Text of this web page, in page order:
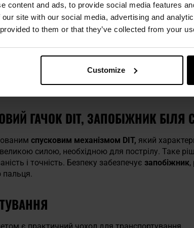
content and ads, to provide social media features
site with our social media, advertising and
to them or that they’ve collected from your
Customize
МАГАЗИН
а за заряджання дробу
магазин місткістю 9 дробів калібру 4,5
дозволяє легко контролювати кількість дробу,
ГАЧОК DIT, ЗАПОБІЖНИК БІЛЯ
спусковим механізмом DIT, який
силою, необхідною для пострілу. Таке
і точність. Безпеку забезпечує запобіжник,
пальця.